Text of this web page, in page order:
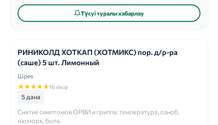
Түсуі туралы хабарлау
РИНИКОЛД ХОТКАП (ХОТМИКС) пор. д/р-ра
(саше) 5 шт. Лимонный
Шрея
★★★★★16 пікір
5 дана
Снятие симптомов ОРВИ и гриппа: температура, озноб,
насморк, боль.